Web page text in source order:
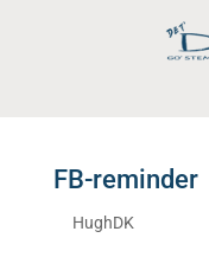
FB-reminder
HughDK|